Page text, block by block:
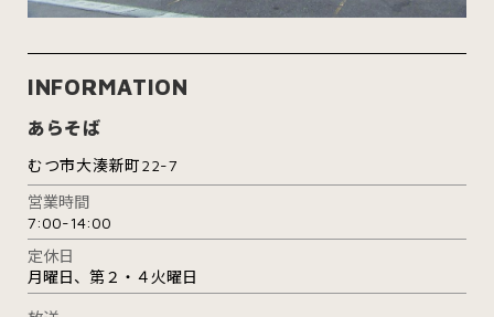
INFORMATION
あらそば
むつ市大湊新町22-7
営業時間
7:00-14:00
定休日
月曜日、第２・４火曜日